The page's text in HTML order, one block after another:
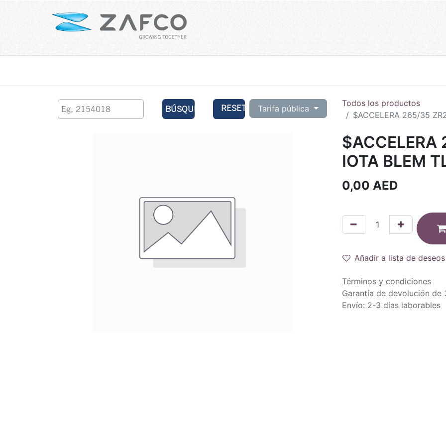
BÚSQUEDA RESET Tarifa pública
Todos los productos
$ACCELERA 265/35
IOTA BLEM
0,00 AED
Añadir a lista de deseos
Términos y condiciones
Garantía de devolución de
Envío: 2-3 días laborables